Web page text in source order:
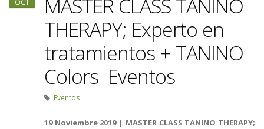
OCT
MASTER CLASS TANINO
THERAPY; Experto en
tratamientos + TANINO
Colors Eventos
Eventos
19 Noviembre 2019 | MASTER CLASS TANINO THERAPY;